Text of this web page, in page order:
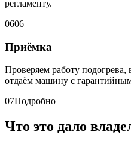
регламенту.
0606
Приёмка
Проверяем работу подогрева,
отдаём машину с
07Подробно
Что это дало